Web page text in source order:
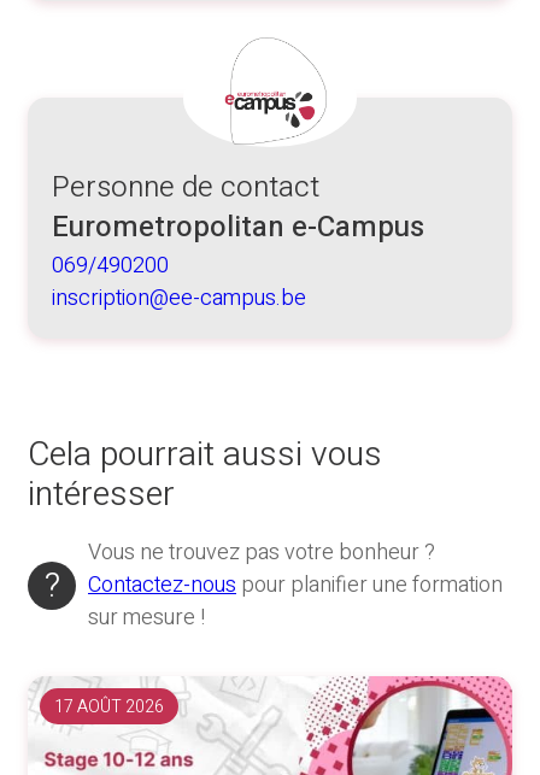
Personne de contact
Eurometropolitan e-Campus
069/490200
inscription@ee-campus.be
Cela pourrait aussi vous
intéresser
Vous ne trouvez pas votre bonheur ?
Contactez-nouspour planifier une formation
sur mesure !
17 AOÛT 2026